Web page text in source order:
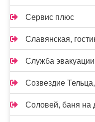
Сервис плюс
Славянская,
Служба
Созвездие
Соловей, баня на